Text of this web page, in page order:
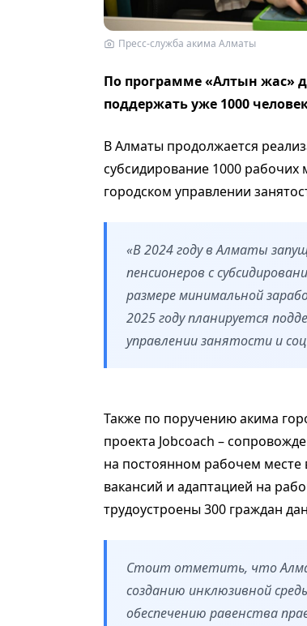
Пресс-служба акима Алматы
По программе «Алтын жас»
поддержать уже 1000
В Алматы продолжается
субсидирование 1000
городском управлении
«В 2024 году в Алматы
пенсионеров с
размере минимальной
2025 году планируется
управлении занятости и
Также по поручению акима
проекта Jobcoach –
на постоянном рабочем месте
вакансий и адаптацией на
трудоустроены 300 граждан
Стоит отметить, что
созданию инклюзивной
обеспечению равенства